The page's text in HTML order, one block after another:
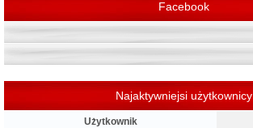
Facebook
Najaktywniejsi użytkownicy
Użytkownik